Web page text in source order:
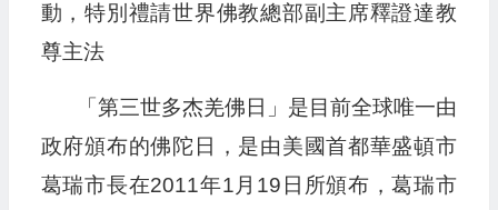
動，特別禮請世界佛教總部副主席釋證達教
尊主法
「第三世多杰羌佛日」是目前全球唯一由
政府頒布的佛陀日，是由美國首都華盛頓市
葛瑞市長在2011年1月19日所頒布，葛瑞市